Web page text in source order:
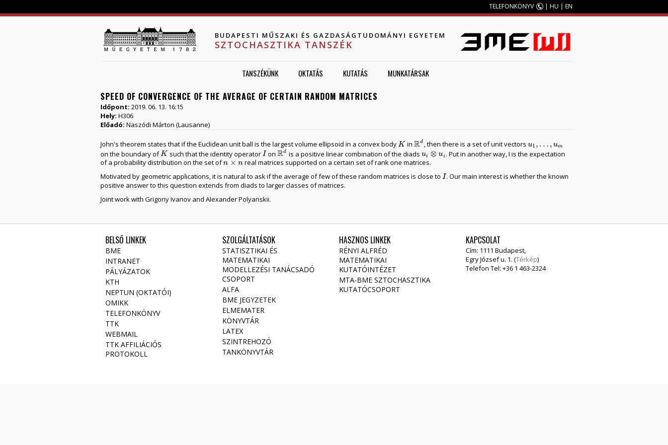
TELEFONKÖNYV | HU | EN
BUDAPESTI MŰSZAKI ÉS GAZDASÁGTUDOMÁNYI EGYETEM
SZTOCHASZTIKA TANSZÉK
TANSZÉKÜNK OKTATÁS KUTATÁS MUNKATÁRSAK
SPEED OF CONVERGENCE OF THE AVERAGE OF CERTAIN RANDOM MATRICES
Időpont: 2019. 06. 13. 16:15
Hely: H306
Előadó: Naszódi Márton (Lausanne)
John's theorem states that if the Euclidean unit ball is the largest volume ellipsoid in a convex bodyK
K inRd
Rd , then there is a set of unit vectors u1 , … , um
u1 ,… ,um
on the boundary ofK
K such that the identity operatorI
I onRd
Rd is a positive linear combination of the diads ui ⊗ ui
ui⊗ui
. Put in another way, I is the expectation
of a probability distribution on the set ofn × n
n× n
real matrices supported on a certain set of rank one matrices.
Motivated by geometric applications, it is natural to ask if the average of few of these random matrices is close to I
I . Our main interest is whether the known
positive answer to this question extends from diads to larger classes of matrices.
Joint work with Grigoriy Ivanov and Alexander Polyanskii.
BELSŐ LINKEK
BME
INTRANET
PÁLYÁZATOK
KTH
NEPTUN (OKTATÓI)
OMIKK
TELEFONKÖNYV
TTK
WEBMAIL
TTK AFFILIÁCIÓS
PROTOKOLL
SZOLGÁLTATÁSOK
STATISZTIKAI ÉS
MATEMATIKAI
MODELLEZÉSI TANÁCSADÓ
CSOPORT
ALFA
BME JEGYZETEK
ELMEMATER
KÖNYVTÁR
LATEX
SZINTREHOZÓ
TANKÖNYVTÁR
HASZNOS LINKEK
RÉNYI ALFRÉD
MATEMATIKAI
KUTATÓINTÉZET
MTA-BME SZTOCHASZTIKA
KUTATÓCSOPORT
KAPCSOLAT
Cím: 1111 Budapest,
Egry József u. 1. (Térkép)
Telefon Tel: +36 1 463-2324